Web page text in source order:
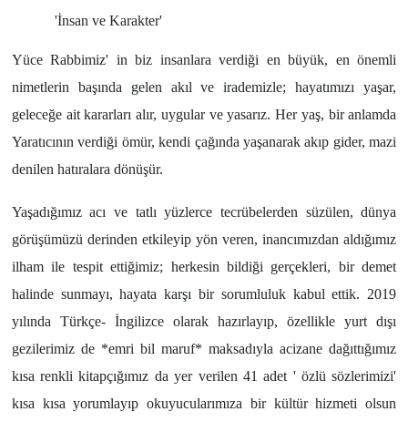
'İnsan ve Karakter'
Yüce Rabbimiz' in biz insanlara verdiği en büyük, en önemli
nimetlerin başında gelen akıl ve irademizle; hayatımızı yaşar,
geleceğe ait kararları alır, uygular ve yasarız. Her yaş, bir anlamda
Yaratıcının verdiği ömür, kendi çağında yaşanarak akıp gider, mazi
denilen hatıralara dönüşür.
Yaşadığımız acı ve tatlı yüzlerce tecrübelerden süzülen, dünya
görüşümüzü derinden etkileyip yön veren, inancımızdan aldığımız
ilham ile tespit ettiğimiz; herkesin bildiği gerçekleri, bir demet
halinde sunmayı, hayata karşı bir sorumluluk kabul ettik. 2019
yılında Türkçe- İngilizce olarak hazırlayıp, özellikle yurt dışı
gezilerimiz de *emri bil maruf* maksadıyla acizane dağıttığımız
kısa renkli kitapçığımız da yer verilen 41 adet ' özlü sözlerimizi'
kısa kısa yorumlayıp okuyucularımıza bir kültür hizmeti olsun
Yüksek İstişare Kurulu
Sanat